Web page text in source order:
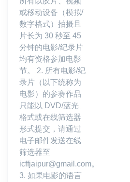
或移动设备（模拟/
数字格式）拍摄且
片长为 30 秒至 45
分钟的电影/纪录片
均有资格参加电影
节。 2. 所有电影/纪
录片（以下统称为
电影）的参赛作品
只能以 DVD/蓝光
格式或在线筛选器
形式提交，请通过
电子邮件发送在线
筛选器至
icffjaipur@gmail.com。
3. 如果电影的语言